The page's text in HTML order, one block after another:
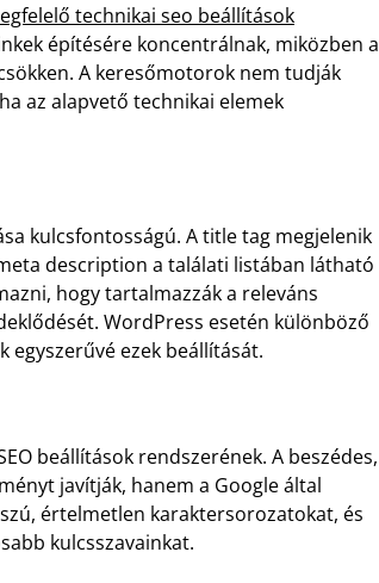
technikai seo beállítások
építésére koncentrálnak, miközben a
A keresőmotorok nem tudják
az alapvető technikai elemek
kulcsfontosságú. A title tag megjelenik
description a találati listában látható
hogy tartalmazzák a releváns
WordPress esetén különböző
egyszerűvé ezek beállítását.
beállítások rendszerének. A beszédes,
javítják, hanem a Google által
értelmetlen karaktersorozatokat, és
kulcsszavainkat.